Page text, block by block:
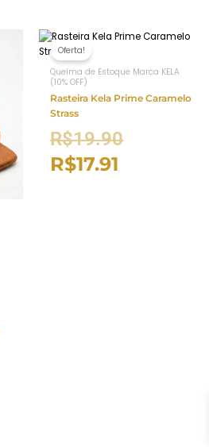
Oferta!
Queima de Estoque Marca KELA
(10% OFF)
Rasteira Kela Prime Caramelo
Strass
R$19.90
R$17.91